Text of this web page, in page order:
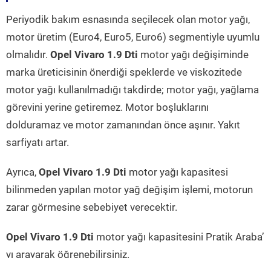
Periyodik bakım esnasında seçilecek olan motor yağı,
motor üretim (Euro4, Euro5, Euro6) segmentiyle uyumlu
olmalıdır. Opel Vivaro 1.9 Dti motor yağı değişiminde
marka üreticisinin önerdiği speklerde ve viskozitede
motor yağı kullanılmadığı takdirde; motor yağı, yağlama
görevini yerine getiremez. Motor boşluklarını
dolduramaz ve motor zamanından önce aşınır. Yakıt
sarfiyatı artar.
Ayrıca, Opel Vivaro 1.9 Dti motor yağı kapasitesi
bilinmeden yapılan motor yağ değişim işlemi, motorun
zarar görmesine sebebiyet verecektir.
Opel Vivaro 1.9 Dti motor yağı kapasitesini Pratik Araba’
yı arayarak öğrenebilirsiniz.